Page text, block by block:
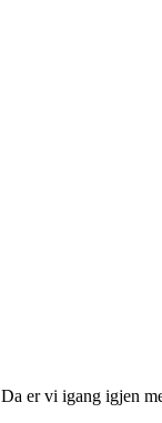
Da er vi igang igjen